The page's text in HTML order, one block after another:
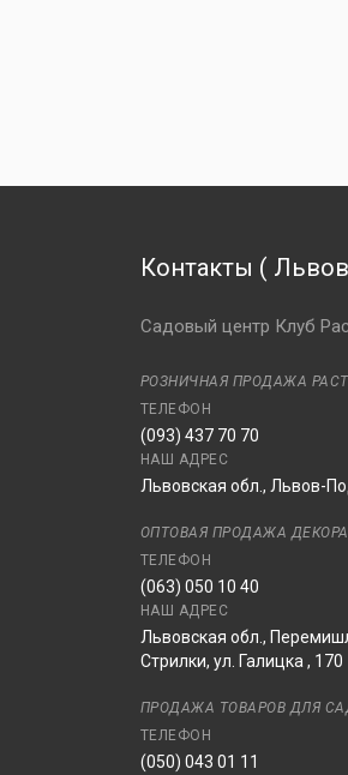
Контакты ( Львов
Садовый центр Клуб
РОЗНИЧНАЯ ПРОДАЖА
ТЕЛЕФОН
(093) 437 70 70
НАШ АДРЕС
Львовская обл., Львов-
ОПТОВАЯ ПРОДАЖА
ТЕЛЕФОН
(063) 050 10 40
НАШ АДРЕС
Львовская обл.,
Стрилки, ул. Галицка , 170
ПРОДАЖА ТОВАРОВ ДЛЯ
ТЕЛЕФОН
(050) 043 01 11